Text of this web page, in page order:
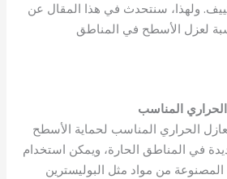
ولهذا، سنتحدث في هذا المقال عن
لعزل الأسطح في المناطق
المناسب
الحراري المناسب لحماية الأسطح
في المناطق الحارة، ويمكن استخدام
المصنوعة من مواد مثل البوليسترين